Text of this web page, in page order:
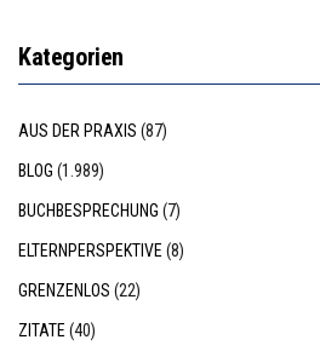
Kategorien
AUS DER PRAXIS (87)
BLOG (1.989)
BUCHBESPRECHUNG (7)
ELTERNPERSPEKTIVE (8)
GRENZENLOS (22)
ZITATE (40)